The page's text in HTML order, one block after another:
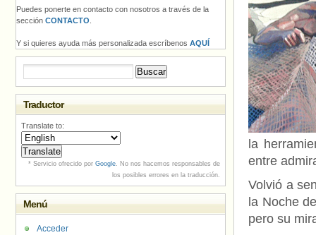
la
entre
Volvió a
la Noche
pero su
Puedes ponerte en contacto con nosotros a través de la
sección CONTACTO
Y si quieres ayuda más personalizada escríbenos AQUÍ
Traductor
Translate to:
* Servicio ofrecido por Google. No nos hacemos responsables de
los posibles errores en la traducción.
Menú
Acceder